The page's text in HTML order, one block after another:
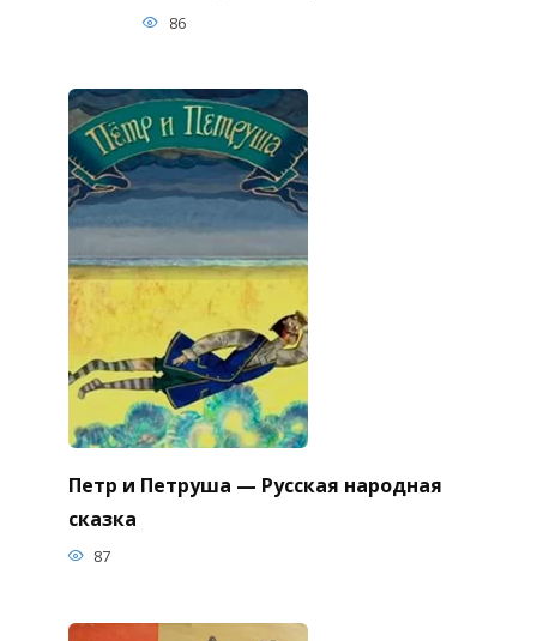
86
Петр и Петруша — Русская народная
сказка
87